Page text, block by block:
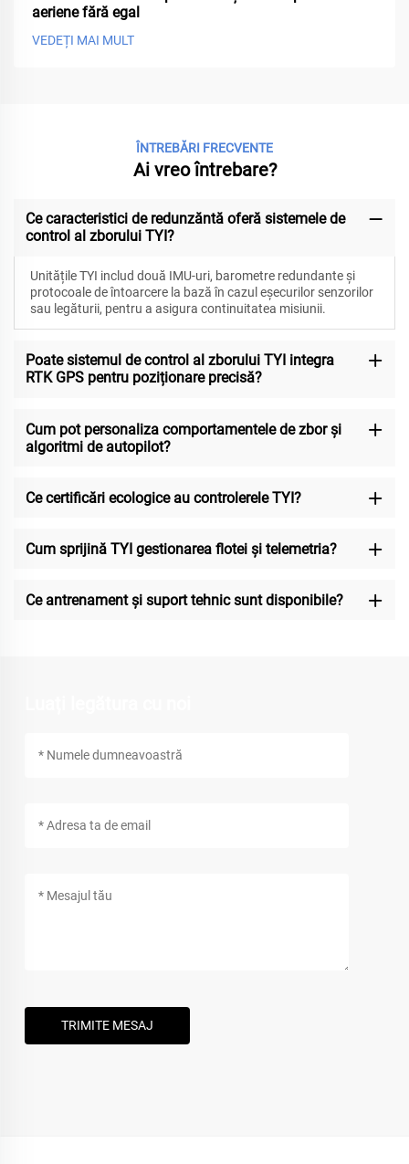
aeriene fără egal
VEDEȚI MAI MULT
ÎNTREBĂRI FRECVENTE
Ai vreo întrebare?
Ce caracteristici de redunzăntă oferă sistemele de
control al zborului TYI?
Unitățile TYI includ două IMU-uri, barometre redundante și
protocoale de întoarcere la bază în cazul eșecurilor senzorilor
sau legăturii, pentru a asigura continuitatea misiunii.
Poate sistemul de control al zborului TYI integra
RTK GPS pentru poziționare precisă?
Cum pot personaliza comportamentele de zbor și
algoritmi de autopilot?
Ce certificări ecologice au controlerele TYI?
Cum sprijină TYI gestionarea flotei și telemetria?
Ce antrenament și suport tehnic sunt disponibile?
TRIMITE MESAJ